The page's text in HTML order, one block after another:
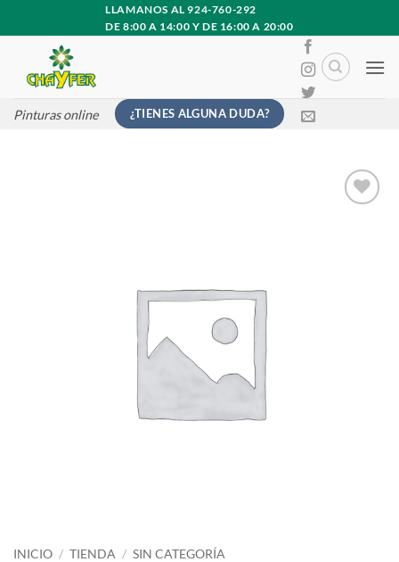
al
contenido
LLAMANOS AL 924-760-292
DE 8:00 A 14:00 Y DE 16:00 A 20:00
Pinturas online ¿TIENES ALGUNA DUDA?
INICIO / TIENDA / SIN CATEGORÍA